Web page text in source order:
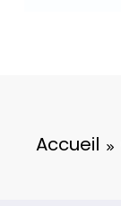
Accueil